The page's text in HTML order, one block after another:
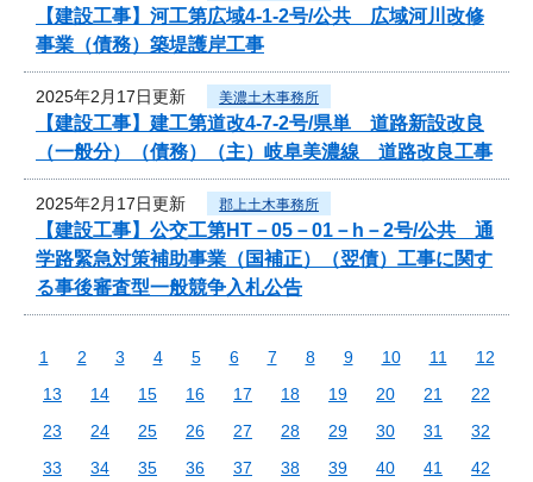
【建設工事】河工第広域4-1-2号/公共 広域河川改修
事業（債務）築堤護岸工事
2025年2月17日更新 美濃土木事務所
【建設工事】建工第道改4-7-2号/県単 道路新設改良
（一般分）（債務）（主）岐阜美濃線 道路改良工事
2025年2月17日更新 郡上土木事務所
【建設工事】公交工第HT－05－01－h－2号/公共 通
学路緊急対策補助事業（国補正）（翌債）工事に関す
る事後審査型一般競争入札公告
1 2 3 4 5 6 7 8 9 10 11
12
13
14 15 16 17 18 19 20 21
22
23
24 25 26 27 28 29 30 31
32
33
34 35 36 37 38 39 40 41
42